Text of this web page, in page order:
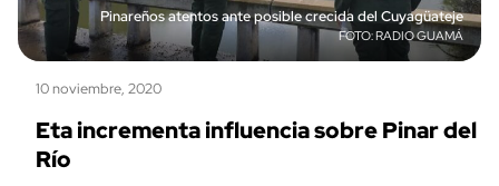
Pinareños atentos ante posible crecida del Cuyagüateje
RADIO GUAMÁ
10 noviembre, 2020
Eta incrementa influencia sobre Pinar del
Río